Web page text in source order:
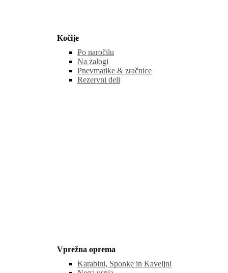
Kočije
Po naročilu
Na zalogi
Pnevmatike & zračnice
Rezervni deli
Vprežna oprema
Karabini, Sponke in Kaveljni